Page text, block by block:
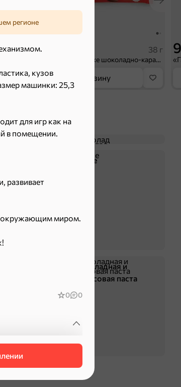
регионе
кузов
машинки: 25,3
для игр как на
в помещении.
развивает
окружающим миром.
0 0
2018-9
машинки и наборы
от 3-х лет
10 г 42,9 ₽ 38 г
«BabyFox», драже шоколадно-карамельные хрустящие шарики, 38 г
В корзину
Шоколад
Драже
Шоколадная и
арахисовая паста